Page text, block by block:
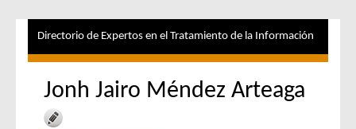
Directorio de Expertos en el Tratamiento de la Información
Jonh Jairo Méndez Arteaga